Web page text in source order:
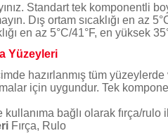
Standart tek komponentli
Dış ortam sıcaklığı en az
en az 5°C/41°F, en yüksek
Yüzeyleri
hazırlanmış tüm
için uygundur. Tek
kullanıma bağlı olarak fırça/rulo
Fırça, Rulo